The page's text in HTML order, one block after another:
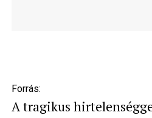
Forrás:
A tragikus